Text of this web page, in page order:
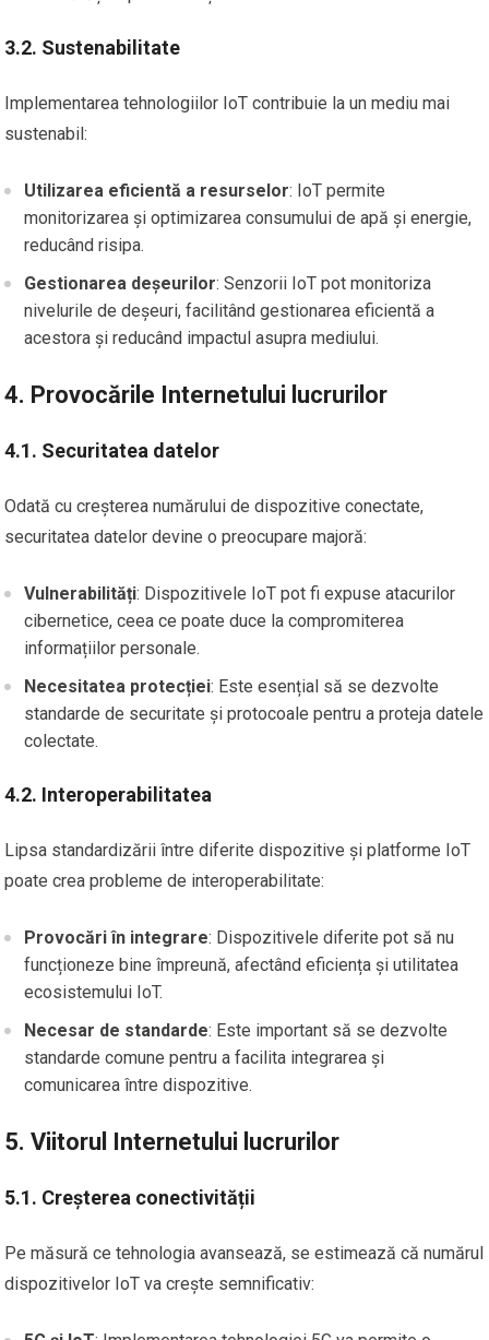
3.2. Sustenabilitate
Implementarea tehnologiilor IoT contribuie la un mediu mai
sustenabil:
Utilizarea eficientă a resurselor: IoT permite
monitorizarea și optimizarea consumului de apă și energie,
reducând risipa.
Gestionarea deșeurilor: Senzorii IoT pot monitoriza
nivelurile de deșeuri, facilitând gestionarea eficientă a
acestora și reducând impactul asupra mediului.
4. Provocările Internetului lucrurilor
4.1. Securitatea datelor
Odată cu creșterea numărului de dispozitive conectate,
securitatea datelor devine o preocupare majoră:
Vulnerabilități: Dispozitivele IoT pot fi expuse atacurilor
cibernetice, ceea ce poate duce la compromiterea
informațiilor personale.
Necesitatea protecției: Este esențial să se dezvolte
standarde de securitate și protocoale pentru a proteja datele
colectate.
4.2. Interoperabilitatea
Lipsa standardizării între diferite dispozitive și platforme IoT
poate crea probleme de interoperabilitate:
Provocări în integrare: Dispozitivele diferite pot să nu
funcționeze bine împreună, afectând eficiența și utilitatea
ecosistemului IoT.
Necesar de standarde: Este important să se dezvolte
standarde comune pentru a facilita integrarea și
comunicarea între dispozitive.
5. Viitorul Internetului lucrurilor
5.1. Creșterea conectivității
Pe măsură ce tehnologia avansează, se estimează că numărul
dispozitivelor IoT va crește semnificativ: